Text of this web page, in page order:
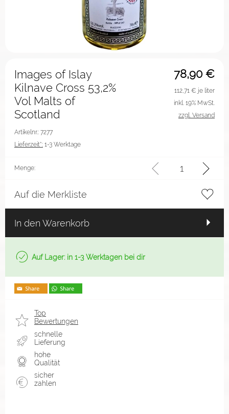
78,90 €
Images of Islay
Kilnave Cross 53,2%
Vol Malts of
Scotland
Artikelnr.: 7277
Lieferzeit*: 1-3 Werktage
112,71 € je liter
inkl. 19% MwSt.
zzgl. Versand
Menge:
Auf die Merkliste
In den Warenkorb
Auf Lager: in 1-3 Werktagen bei dir
Top
Bewertungen
schnelle
Lieferung
hohe
Qualität
sicher
zahlen